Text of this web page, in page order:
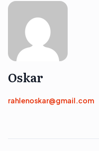
Oskar
rahlenoskar@gmail.com